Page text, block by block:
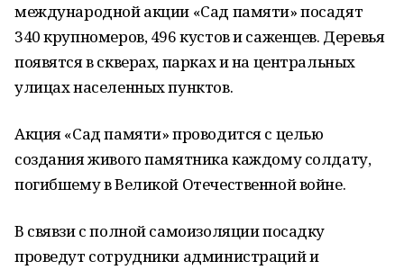
международной акции «Сад памяти» посадят
340 крупномеров, 496 кустов и саженцев. Деревья
появятся в скверах, парках и на центральных
улицах населенных пунктов.
Акция «Сад памяти» проводится с целью
создания живого памятника каждому солдату,
погибшему в Великой Отечественной войне.
В свявзи с полной самоизоляции посадку
проведут сотрудники администраций и